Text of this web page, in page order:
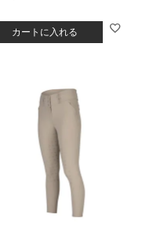
カートに入れる